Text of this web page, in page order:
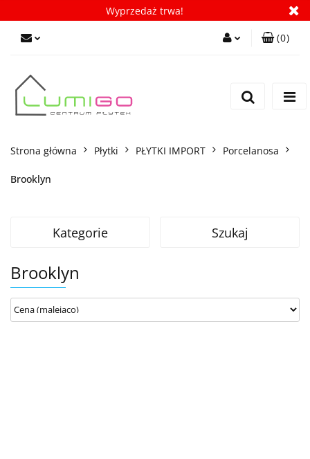
Wyprzedaż trwa!
(0)
Strona główna Płytki PŁYTKI IMPORT Porcelanosa
Brooklyn
Kategorie Szukaj
Brooklyn